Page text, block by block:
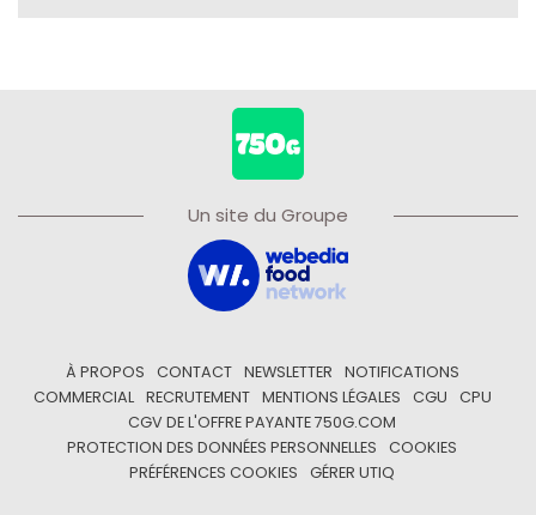
Un site du Groupe
À PROPOS CONTACT NEWSLETTER
NOTIFICATIONS
COMMERCIAL
RECRUTEMENT MENTIONS LÉGALES CGU
CPU
CGV DE L'OFFRE PAYANTE 750G.COM
PROTECTION DES DONNÉES PERSONNELLES
COOKIES
PRÉFÉRENCES COOKIES
GÉRER UTIQ